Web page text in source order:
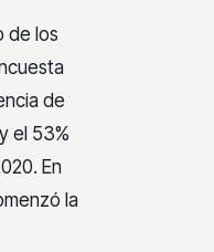
de los
de
el 53%
En
la